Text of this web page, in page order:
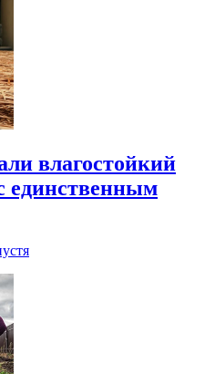
влагостойкий
единственным